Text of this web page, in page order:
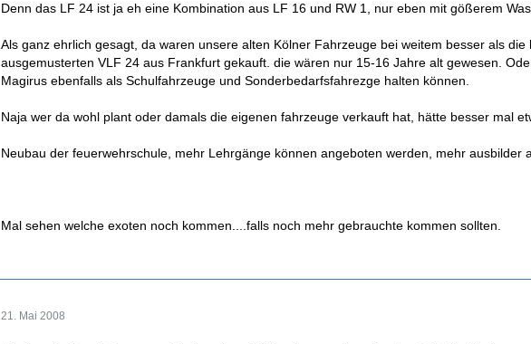
Denn das LF 24 ist ja eh eine Kombination aus LF 16 und RW 1, nur eben mit gößerem
Als ganz ehrlich gesagt, da waren unsere alten Kölner Fahrzeuge bei weitem besser als
ausgemusterten VLF 24 aus Frankfurt gekauft. die wären nur 15-16 Jahre alt gewesen.
Magirus ebenfalls als Schulfahrzeuge und Sonderbedarfsfahrezge halten können.
Naja wer da wohl plant oder damals die eigenen fahrzeuge verkauft hat, hätte besser mal
Neubau der feuerwehrschule, mehr Lehrgänge können angeboten werden, mehr ausbilder
Mal sehen welche exoten noch kommen....falls noch mehr gebrauchte kommen sollten.
21. Mai 2008